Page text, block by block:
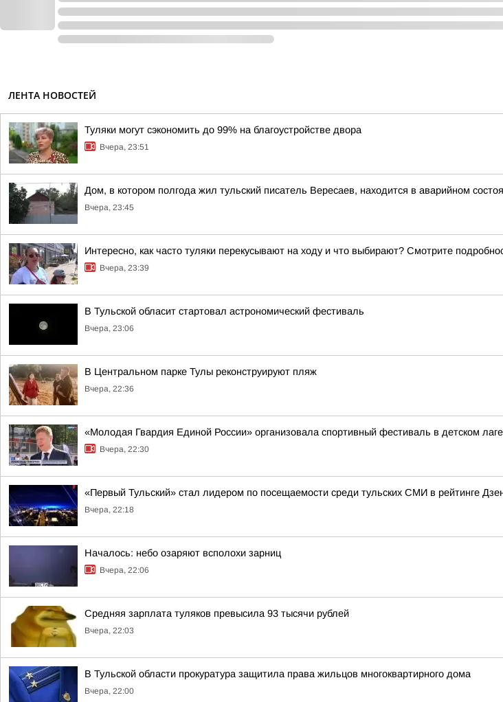
ЛЕНТА НОВОСТЕЙ
Туляки могут сэкономить до 99% на благоустройстве двора
Вчера, 23:51
Дом, в котором полгода жил тульский писатель Вересаев, находится в аварийном
Вчера, 23:45
Интересно, как часто туляки перекусывают на ходу и что выбирают? Смотрите
Вчера, 23:39
В Тульской обласит стартовал астрономический фестиваль
Вчера, 23:06
В Центральном парке Тулы реконструируют пляж
Вчера, 22:36
«Молодая Гвардия Единой России» организовала спортивный фестиваль в детском
Вчера, 22:30
«Первый Тульский» стал лидером по посещаемости среди тульских СМИ в рейтинге
Вчера, 22:18
Началось: небо озаряют всполохи зарниц
Вчера, 22:06
Средняя зарплата туляков превысила 93 тысячи рублей
Вчера, 22:03
В Тульской области прокуратура защитила права жильцов многоквартирного дома
Вчера, 22:00